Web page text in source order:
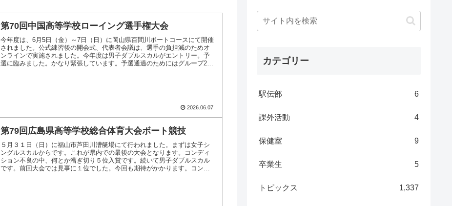
第70回中国高等学校ローイング選手権大会
今年度は、6月5日（金）～7日（日）に岡山県百間川ボートコースにて開催
されました。公式練習後の開会式、代表者会議は、選手の負担減のためオ
ンラインで実施されました。今年度は男子ダブルスカルがエントリー。予
選に臨みました。かなり緊張しています。予選通過のためにはグループ2位
2026.06.07
第79回広島県高等学校総合体育大会ボート競技
５月３１日（日）に福山市芦田川漕艇場にて行われました。まずは女子シ
ングルスカルからです。これが県内での最後の大会となります。コンディ
ション不良の中、何とか漕ぎ切り５位入賞です。続いて男子ダブルスカル
です。前回大会では見事に１位でした。今回も期待がかかります。コンデ
カテゴリー
駅伝部 6
課外活動 4
保健室 9
卒業生 5
トピックス 1,337